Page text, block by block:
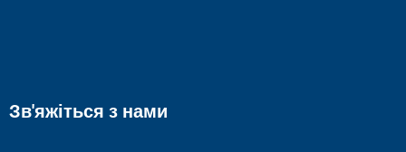
Зв'яжіться з нами